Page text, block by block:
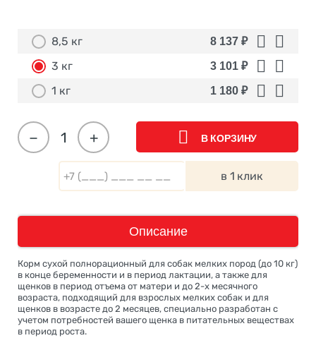
8,5 кг 8 137 ₽
3 кг 3 101 ₽
1 кг 1 180 ₽
+
− В КОРЗИНУ
в 1 клик
Описание
Корм сухой полнорационный для собак мелких пород (до 10 кг)
в конце беременности и в период лактации, а также для
щенков в период отъема от матери и до 2-х месячного
возраста, подходящий для взрослых мелких собак и для
щенков в возрасте до 2 месяцев, специально разработан с
учетом потребностей вашего щенка в питательных веществах
в период роста.